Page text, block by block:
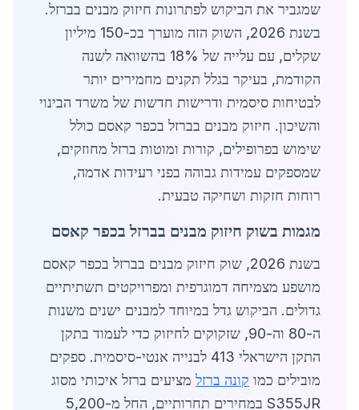
שמגביר את הביקוש לפתרונות חיזוק מבנים בברזל.
בשנת 2026, השוק הזה מוערך בכ-150 מיליון
שקלים, עם עלייה של 18% בהשוואה לשנה
הקודמת, בעיקר בגלל תקנים מחמירים יותר
לבטיחות סיסמית ודרישות חדשות של משרד הבינוי
והשיכון. חיזוק מבנים בברזל בכפר קאסם כולל
שימוש בפרופילים, קורות ומוטות ברזל מחוזקים,
שמספקים עמידות גבוהה בפני רעידות אדמה,
רוחות חזקות ושחיקה טבעית.
מגמות בשוק חיזוק מבנים בברזל בכפר קאסם
בשנת 2026, שוק חיזוק מבנים בברזל בכפר קאסם
מושפע מצמיחה דמוגרפית ומפרויקטים תשתיתיים
גדולים. הביקוש גדל במיוחד למבנים ישנים משנות
ה-80 וה-90, שזקוקים לחיזוק כדי לעמוד בתקן
התקן הישראלי 413 לבנייה אנטי-סיסמית. ספקים
מובילים כמו קונה ברזל מציעים ברזל איכותי מסוג
S355JR במחירים תחרותיים, החל מ-5,200